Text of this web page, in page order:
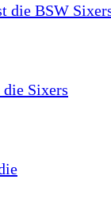
die BSW
Sixers